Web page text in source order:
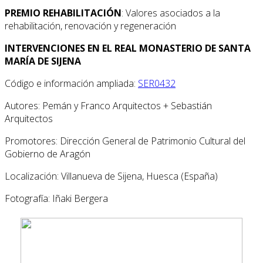
PREMIO REHABILITACIÓN: Valores asociados a la
rehabilitación, renovación y regeneración
INTERVENCIONES EN EL REAL MONASTERIO DE SANTA
MARÍA DE SIJENA
Código e información ampliada: SER0432
Autores: Pemán y Franco Arquitectos + Sebastián
Arquitectos
Promotores: Dirección General de Patrimonio Cultural del
Gobierno de Aragón
Localización: Villanueva de Sijena, Huesca (España)
Fotografía: Iñaki Bergera